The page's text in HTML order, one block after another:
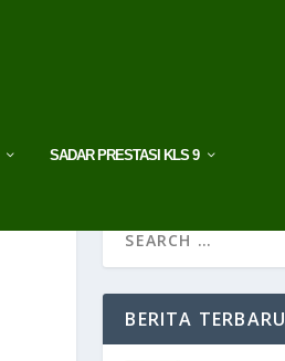
SADAR PRESTASI KLS 9
BERITA TERBARU